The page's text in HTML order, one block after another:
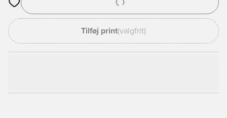
Åbner en Modal til at logge ind eller tilmelde dig som medlem
Tilføj print(valgfrit)